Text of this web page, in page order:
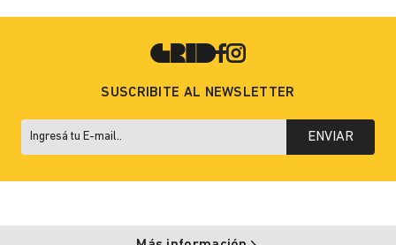
SUSCRIBITE AL NEWSLETTER
ENVIAR